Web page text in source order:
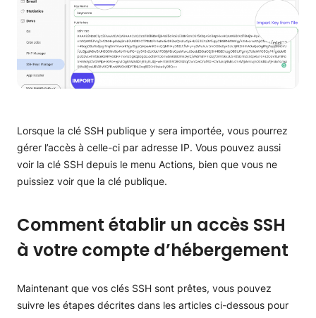
Lorsque la clé SSH publique y sera importée, vous pourrez
gérer l’accès à celle-ci par adresse IP. Vous pouvez aussi
voir la clé SSH depuis le menu Actions, bien que vous ne
puissiez voir que la clé publique.
Comment établir un accès SSH
à votre compte d’hébergement
Maintenant que vos clés SSH sont prêtes, vous pouvez
suivre les étapes décrites dans les articles ci-dessous pour